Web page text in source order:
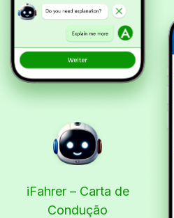
iFahrer – Carta de
Condução